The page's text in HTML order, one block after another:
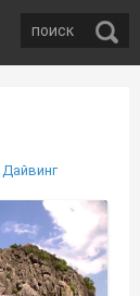
Дайвинг